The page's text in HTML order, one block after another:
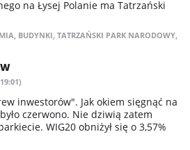
na Łysej Polanie ma Tatrzański
, BUDYNKI, TATRZAŃSKI PARK NARODOWY,
inwestorów". Jak okiem sięgnąć na
czerwono. Nie dziwią zatem
WIG20 obniżył się o 3,57%